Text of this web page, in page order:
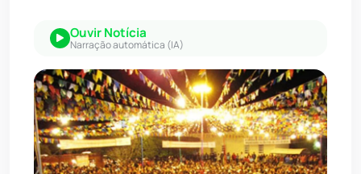
Ouvir Notícia
Narração automática (IA)